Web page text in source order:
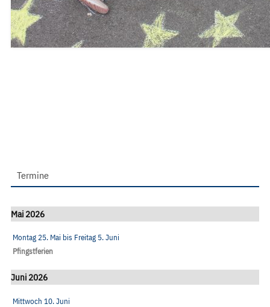
Termine
Mai 2026
Montag 25. Mai bis Freitag 5. Juni
Pfingstferien
Juni 2026
Mittwoch 10. Juni